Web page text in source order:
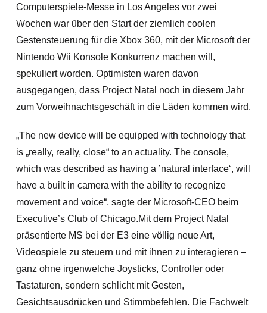
Computerspiele-Messe in Los Angeles vor zwei
Wochen war über den Start der ziemlich coolen
Gestensteuerung für die Xbox 360, mit der Microsoft der
Nintendo Wii Konsole Konkurrenz machen will,
spekuliert worden. Optimisten waren davon
ausgegangen, dass Project Natal noch in diesem Jahr
zum Vorweihnachtsgeschäft in die Läden kommen wird.
„The new device will be equipped with technology that
is „really, really, close“ to an actuality. The console,
which was described as having a ’natural interface‘, will
have a built in camera with the ability to recognize
movement and voice“, sagte der Microsoft-CEO beim
Executive’s Club of Chicago.Mit dem Project Natal
präsentierte MS bei der E3 eine völlig neue Art,
Videospiele zu steuern und mit ihnen zu interagieren –
ganz ohne irgenwelche Joysticks, Controller oder
Tastaturen, sondern schlicht mit Gesten,
Gesichtsausdrücken und Stimmbefehlen. Die Fachwelt